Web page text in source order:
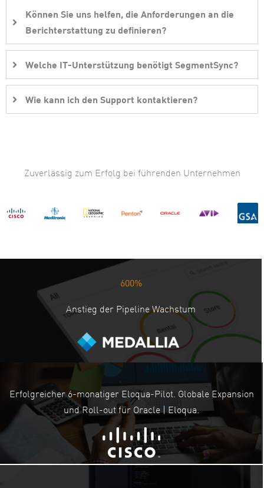
Können Sie uns helfen, die Anforderungen an die
Berichterstattung zu definieren?
Welche IT-Unterstützung benötigt SegmentSync?
Wie kann ich den Support kontaktieren?
Zuverlässig zum Erfolg bei führenden Unternehmen
600%
Anstieg der Pipeline Wachstum
Erfolgreicher 6-monatiger Eloqua-Pilot. Globale Expansion
und Roll-out für Oracle | Eloqua.